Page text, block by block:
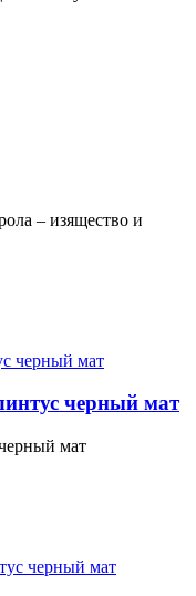
– изящество и
черный мат
мат